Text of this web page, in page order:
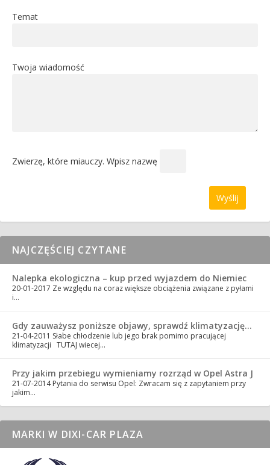
Temat
Twoja wiadomość
Zwierzę, które miauczy. Wpisz nazwę
NAJCZĘŚCIEJ CZYTANE
Nalepka ekologiczna – kup przed wyjazdem do Niemiec
20-01-2017 Ze względu na coraz większe obciążenia związane z pyłami
i…
Gdy zauważysz poniższe objawy, sprawdź klimatyzację…
21-04-2011 Słabe chłodzenie lub jego brak pomimo pracującej
klimatyzacji TUTAJ wiecej…
Przy jakim przebiegu wymieniamy rozrząd w Opel Astra J
21-07-2014 Pytania do serwisu Opel: Zwracam się z zapytaniem przy
jakim…
MARKI W DIXI-CAR PLAZA